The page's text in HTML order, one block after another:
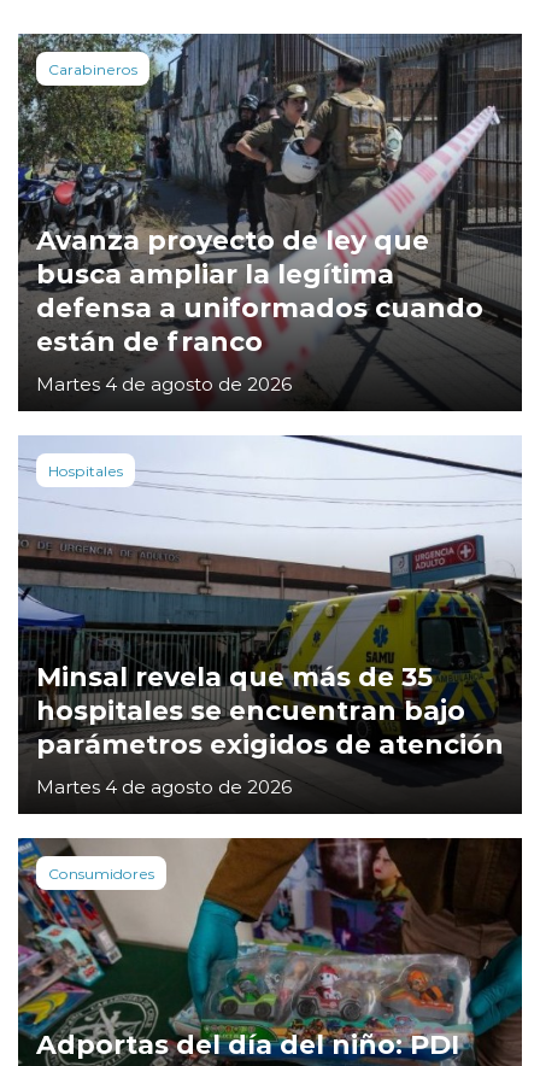
Carabineros
Avanza proyecto de ley que
busca ampliar la legítima
defensa a uniformados cuando
están de franco
Martes 4 de agosto de 2026
Hospitales
Minsal revela que más de 35
hospitales se encuentran bajo
parámetros exigidos de atención
Martes 4 de agosto de 2026
Consumidores
Adportas del día del niño: PDI